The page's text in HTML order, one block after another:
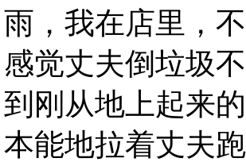
雨，我在店里，
感觉丈夫倒垃圾
到刚从地上起来
本能地拉着丈夫